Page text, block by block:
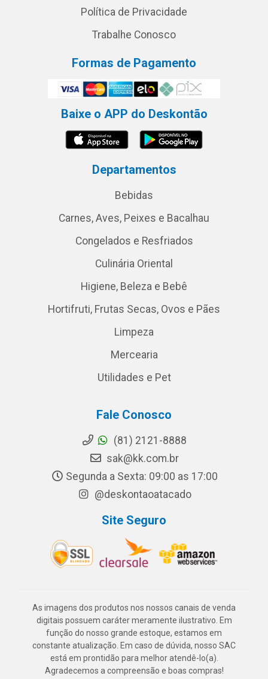
Política de Privacidade
Trabalhe Conosco
Formas de Pagamento
Baixe o APP do Deskontão
Departamentos
Bebidas
Carnes, Aves, Peixes e Bacalhau
Congelados e Resfriados
Culinária Oriental
Higiene, Beleza e Bebê
Hortifruti, Frutas Secas, Ovos e Pães
Limpeza
Mercearia
Utilidades e Pet
Fale Conosco
(81) 2121-8888
sak@kk.com.br
Segunda a Sexta: 09:00 as 17:00
@deskontaoatacado
Site Seguro
As imagens dos produtos nos nossos canais de venda
digitais possuem caráter meramente ilustrativo. Em
função do nosso grande estoque, estamos em
constante atualização. Em caso de dúvida, nosso SAC
está em prontidão para melhor atendê-lo(a).
Agradecemos a compreensão e boas compras!